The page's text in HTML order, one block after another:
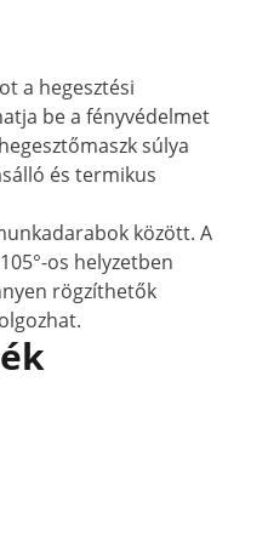
a hegesztési
be a fényvédelmet
súlya
és termikus
között. A
os helyzetben
rögzíthetők